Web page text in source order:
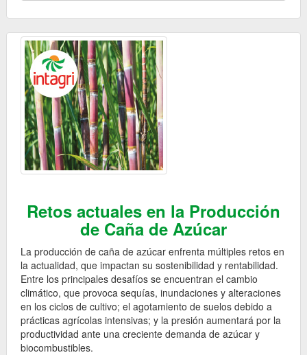
Retos actuales en la Producción
de Caña de Azúcar
La producción de caña de azúcar enfrenta múltiples retos en
la actualidad, que impactan su sostenibilidad y rentabilidad.
Entre los principales desafíos se encuentran el cambio
climático, que provoca sequías, inundaciones y alteraciones
en los ciclos de cultivo; el agotamiento de suelos debido a
prácticas agrícolas intensivas; y la presión aumentará por la
productividad ante una creciente demanda de azúcar y
biocombustibles.